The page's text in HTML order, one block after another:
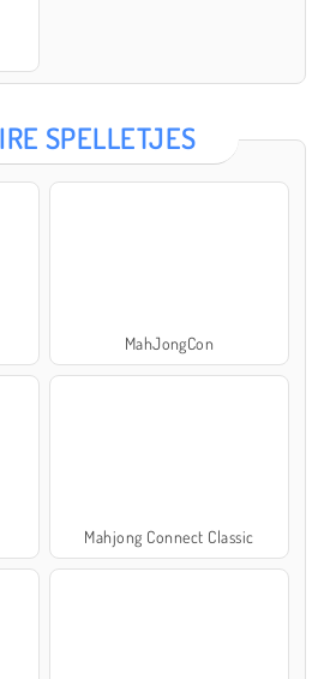
SPELLETJES
MahJongCon
Mahjong Connect Classic